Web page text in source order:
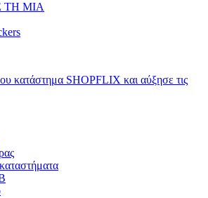
ΤΗ ΜΙΑ
κατάστημα SHOPFLIX και αύξησε τις